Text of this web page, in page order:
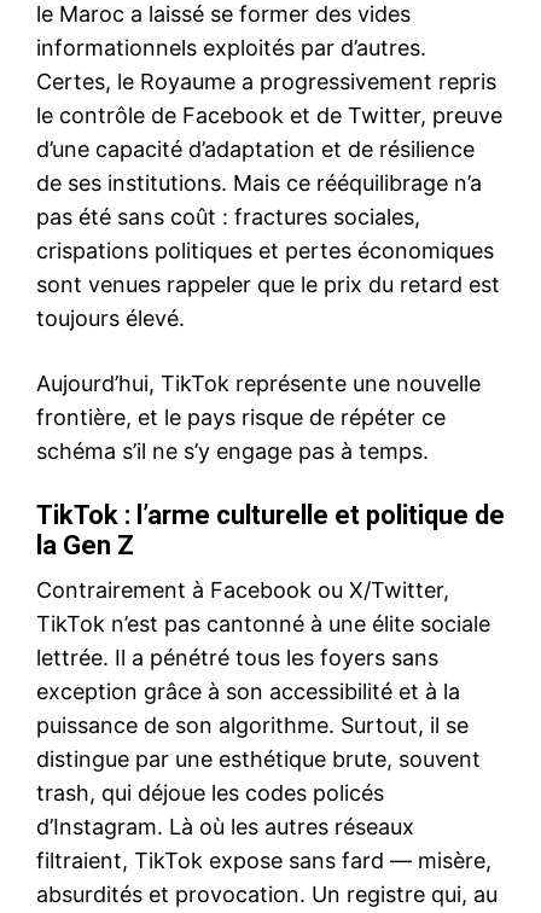
le Maroc a laissé se former des vides
informationnels exploités par d’autres.
Certes, le Royaume a progressivement repris
le contrôle de Facebook et de Twitter, preuve
d’une capacité d’adaptation et de résilience
de ses institutions. Mais ce rééquilibrage n’a
pas été sans coût : fractures sociales,
crispations politiques et pertes économiques
sont venues rappeler que le prix du retard est
toujours élevé.
Aujourd’hui, TikTok représente une nouvelle
frontière, et le pays risque de répéter ce
schéma s’il ne s’y engage pas à temps.
TikTok : l’arme culturelle et politique de
la Gen Z
Contrairement à Facebook ou X/Twitter,
TikTok n’est pas cantonné à une élite sociale
lettrée. Il a pénétré tous les foyers sans
exception grâce à son accessibilité et à la
puissance de son algorithme. Surtout, il se
distingue par une esthétique brute, souvent
trash, qui déjoue les codes policés
d’Instagram. Là où les autres réseaux
filtraient, TikTok expose sans fard — misère,
absurdités et provocation. Un registre qui, au